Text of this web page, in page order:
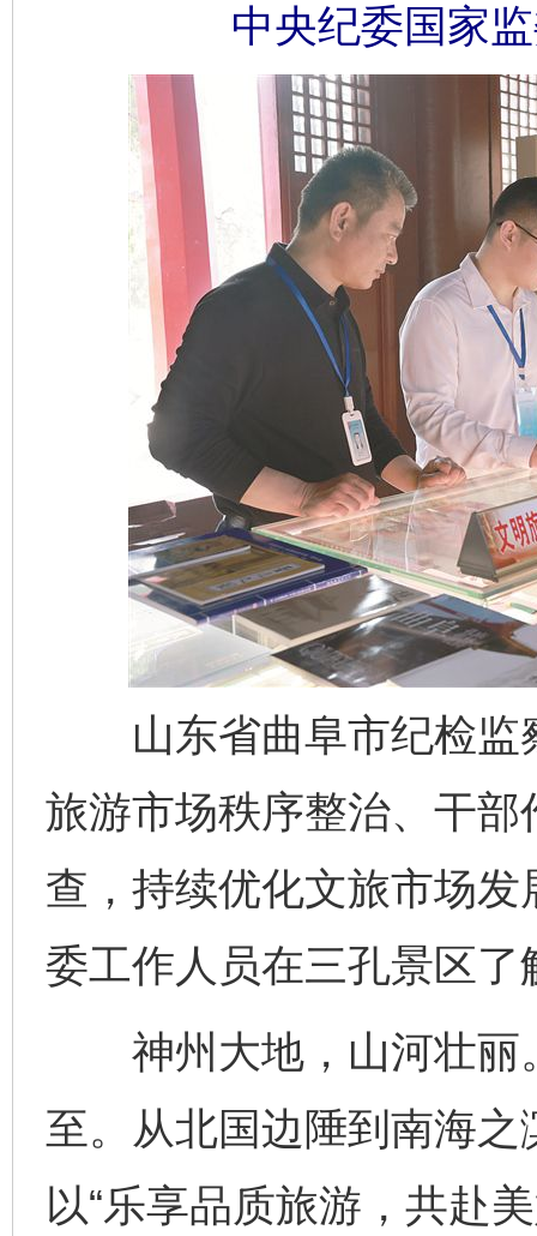
中央纪委国家
山东省曲阜市纪检监
旅游市场秩序整治、干
查，持续优化文旅市场
委工作人员在三孔景区
神州大地，山河壮丽
至。从北国边陲到南海
以“乐享品质旅游，共赴